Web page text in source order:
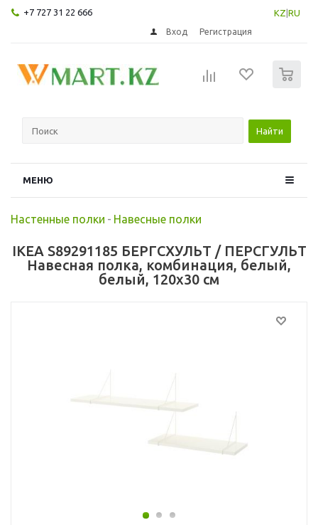
+7 727 31 22 666 KZ RU
Вход Регистрация
Найти
МЕНЮ
Настенные полки - Навесные полки
IKEA S89291185 БЕРГСХУЛЬТ / ПЕРСГУЛЬТ
Навесная полка, комбинация, белый,
белый, 120x30 см